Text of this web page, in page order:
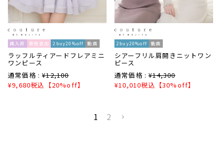
再入荷 新色追加 2buy20%off 動画
ラッフルティアードフレアミニ
ワンピース
通常価格 : ¥12,100
¥9,680税込 【20%off】
2buy20%off 動画
シアーフリル肩開きニットワン
ピース
通常価格 : ¥14,300
¥10,010税込 【30%off】
1 2